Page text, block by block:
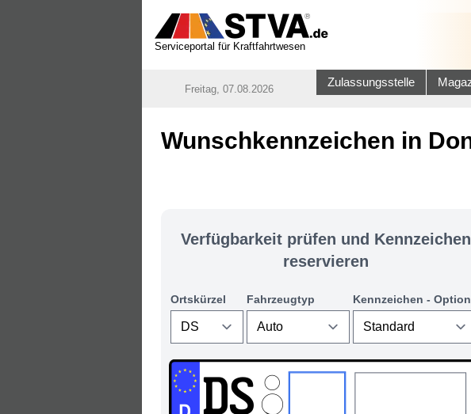
Serviceportal für Kraftfahrtwesen
Freitag, 07.08.2026
Zulassungsstelle
Wunschkennzeichen in
Verfügbarkeit prüfen und Kennzeichen
reservieren
Ortskürzel Fahrzeugtyp Kennzeichen - Option
DS: